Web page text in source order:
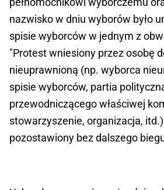
nazwisko w dniu wyborów było
spisie wyborców w jednym z
"Protest wniesiony przez osobę
nieuprawnioną (np. wyborca
spisie wyborców, partia
przewodniczącego właściwej
stowarzyszenie, organizacja,
pozostawiony bez dalszego